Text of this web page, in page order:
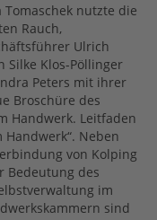
Tomaschek nutzte die
Rauch,
Ulrich
Silke Klos-Pöllinger
Peters mit ihrer
Broschüre des
Handwerk. Leitfaden
Neben
von Kolping
Bedeutung des
im
sind